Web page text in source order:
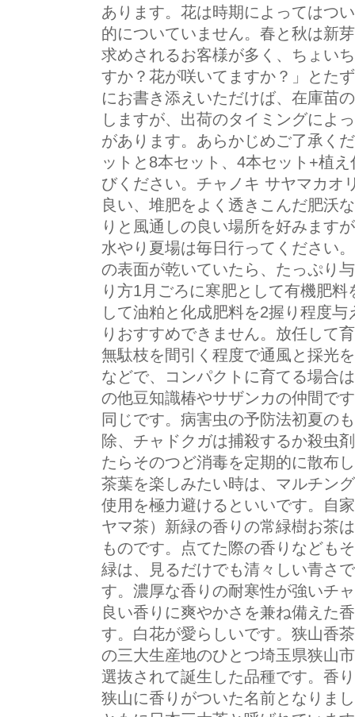
あります。花は時期によってはつ
的についていません。春と秋は新
求めされるお客様が多く、ちょい
すか？花が咲いてますか？」とた
にお書き添えいただけば、在庫苗
しますが、出荷のタイミングによ
があります。あらかじめご了承く
ットと8本セット、4本セット+植
びください。チャノキ サヤマカオ
良い、堆肥をよく透きこんだ肥沃
りと風通しの良い場所を好みます
水やり夏場は毎日行ってください
の表面が乾いていたら、たっぷり
り方1月ごろに寒肥として有機肥
して油粕と化成肥料を2握り程度
りおすすめできません。放任して
無駄枝を間引く程度で通風と採光
などで、コンパクトに育てる場合
の他豆知識椿やサザンカの仲間で
同じです。病害虫の予防法初夏の
除、チャドクガは捕殺するか殺虫
たらそのつど消毒を定期的に散布
茶葉を楽しみたい時は、マルチン
使用を極力避けるといいです。自
ヤマ茶）新緑の香りの常緑樹お茶
ものです。点てた際の香りなども
緑は、見るだけでも清々しい青さ
す。濃厚な香りの耐寒性が強いチ
良い香りに爽やかさを兼ね備えた
す。白花が愛らしいです。狭山香
の三大生産地のひとつ埼玉県狭山
選抜されて誕生した品種です。香
狭山に香りがついた名前となりま